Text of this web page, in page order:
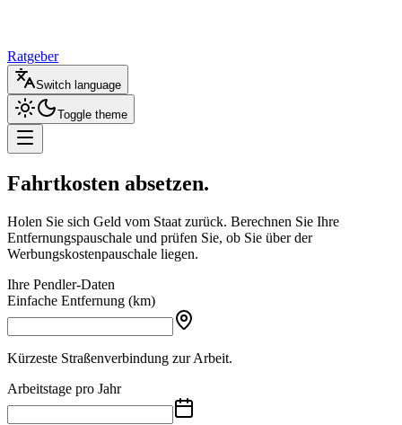
Ratgeber
Switch language
Toggle theme
Fahrtkosten absetzen.
Holen Sie sich Geld vom Staat zurück. Berechnen Sie Ihre
Entfernungspauschale und prüfen Sie, ob Sie über der
Werbungskostenpauschale liegen.
Ihre Pendler-Daten
Einfache Entfernung (km)
Kürzeste Straßenverbindung zur Arbeit.
Arbeitstage pro Jahr